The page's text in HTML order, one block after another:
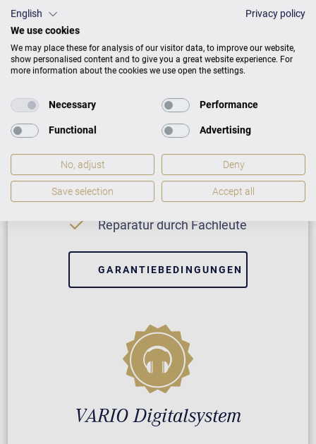
Neuinstrument
5 Jahre Herstellergarantie
Reparatur durch Fachleute
GARANTIEBEDINGUNGEN
VARIO Digitalsystem
English
Privacy policy
We use cookies
We may place these for analysis of our visitor data, to improve our website,
show personalised content and to give you a great website experience. For
more information about the cookies we use open the settings.
Necessary Performance
Functional Advertising
No, adjust Deny
Save selection Accept all